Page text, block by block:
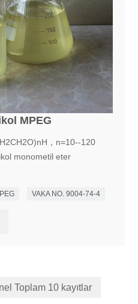
MPEG
，n=10--120
monometil eter
VAKA NO. 9004-74-4
Toplam 10 kayıtlar